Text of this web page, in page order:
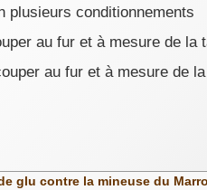
/pucerons.fr
plusieurs conditionnements
au fur et à mesure de la
au fur et à mesure de
glu contre la mineuse du